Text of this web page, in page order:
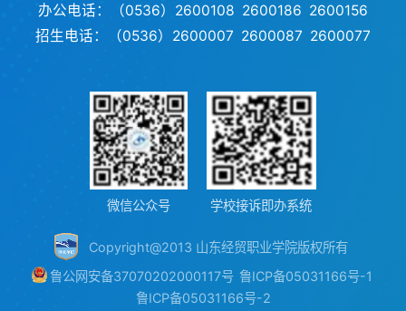
办公电话：（0536）2600108 2600186 2600156
招生电话：（0536）2600007 2600087 2600077
微信公众号 学校接诉即办系统
Copyright@2013 山东经贸职业学院版权所有
鲁公网安备37070202000117号 鲁ICP备05031166号-1
鲁ICP备05031166号-2